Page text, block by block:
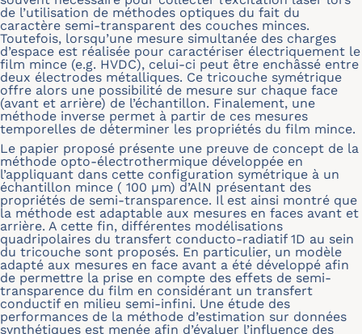
de l’utilisation de méthodes optiques du fait du
caractère semi-transparent des couches minces.
Toutefois, lorsqu’une mesure simultanée des charges
d’espace est réalisée pour caractériser électriquement le
film mince (e.g. HVDC), celui-ci peut être enchâssé entre
deux électrodes métalliques. Ce tricouche symétrique
offre alors une possibilité de mesure sur chaque face
(avant et arrière) de l’échantillon. Finalement, une
méthode inverse permet à partir de ces mesures
temporelles de déterminer les propriétés du film mince.
Le papier proposé présente une preuve de concept de la
méthode opto-électrothermique développée en
l’appliquant dans cette configuration symétrique à un
échantillon mince ( 100 μm) d’AlN présentant des
propriétés de semi-transparence. Il est ainsi montré que
la méthode est adaptable aux mesures en faces avant et
arrière. A cette fin, différentes modélisations
quadripolaires du transfert conducto-radiatif 1D au sein
du tricouche sont proposés. En particulier, un modèle
adapté aux mesures en face avant a été développé afin
de permettre la prise en compte des effets de semi-
transparence du film en considérant un transfert
conductif en milieu semi-infini. Une étude des
performances de la méthode d’estimation sur données
synthétiques est menée afin d’évaluer l’influence des